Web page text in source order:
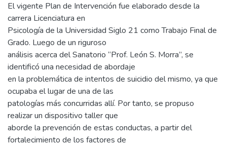
El vigente Plan de Intervención fue elaborado desde la
carrera Licenciatura en
Psicología de la Universidad Siglo 21 como Trabajo Final de
Grado. Luego de un riguroso
análisis acerca del Sanatorio “Prof. León S. Morra”, se
identificó una necesidad de abordaje
en la problemática de intentos de suicidio del mismo, ya que
ocupaba el lugar de una de las
patologías más concurridas allí. Por tanto, se propuso
realizar un dispositivo taller que
aborde la prevención de estas conductas, a partir del
fortalecimiento de los factores de